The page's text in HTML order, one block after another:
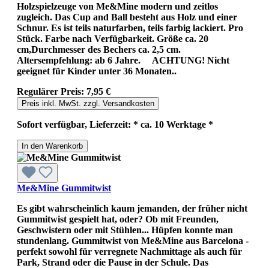
Holzspielzeuge von Me&Mine modern und zeitlos
zugleich. Das Cup and Ball besteht aus Holz und einer
Schnur. Es ist teils naturfarben, teils farbig lackiert. Pro
Stück. Farbe nach Verfügbarkeit. Größe ca. 20
cm,Durchmesser des Bechers ca. 2,5 cm.
Altersempfehlung: ab 6 Jahre. ACHTUNG! Nicht
geeignet für Kinder unter 36 Monaten..
Regulärer Preis: 7,95 €
Preis inkl. MwSt. zzgl. Versandkosten
Sofort verfügbar, Lieferzeit: * ca. 10 Werktage *
In den Warenkorb
Me&Mine Gummitwist
Es gibt wahrscheinlich kaum jemanden, der früher nicht
Gummitwist gespielt hat, oder? Ob mit Freunden,
Geschwistern oder mit Stühlen... Hüpfen konnte man
stundenlang. Gummitwist von Me&Mine aus Barcelona -
perfekt sowohl für verregnete Nachmittage als auch für
Park, Strand oder die Pause in der Schule. Das